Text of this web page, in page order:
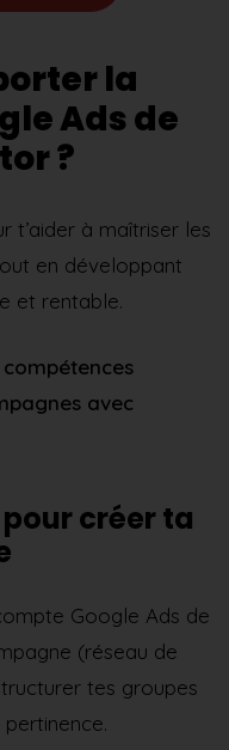
la
Ads de
?
t’aider à maîtriser les
en développant
et rentable.
avec
créer ta
Google Ads de
(réseau de
tes groupes